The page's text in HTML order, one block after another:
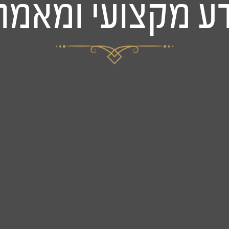
מקצועי